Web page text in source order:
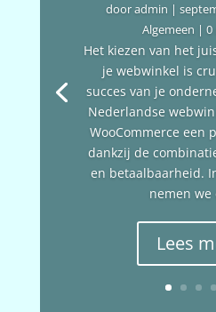
dooradmin |
Algemeen | 0
Het kiezen van het
je webwinkel is
succes van je
Nederlandse
WooCommerce een
dankzij de
en betaalbaarheid.
nemen we
Lees